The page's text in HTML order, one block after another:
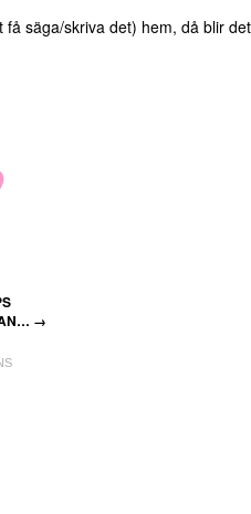
säga/skriva det) hem, då blir
→